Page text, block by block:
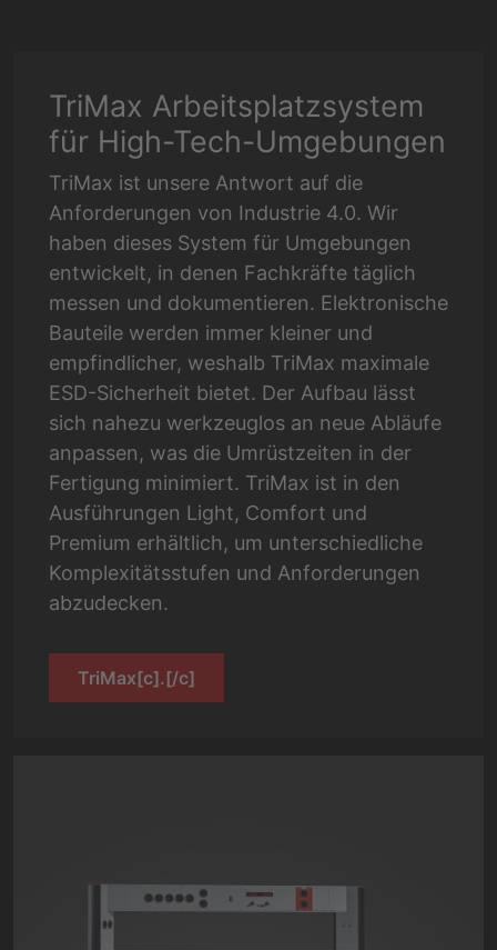
TriMax Arbeitsplatzsystem
für High-Tech-Umgebungen
TriMax ist unsere Antwort auf die
Anforderungen von Industrie 4.0. Wir
haben dieses System für Umgebungen
entwickelt, in denen Fachkräfte täglich
messen und dokumentieren. Elektronische
Bauteile werden immer kleiner und
empfindlicher, weshalb TriMax maximale
ESD-Sicherheit bietet. Der Aufbau lässt
sich nahezu werkzeuglos an neue Abläufe
anpassen, was die Umrüstzeiten in der
Fertigung minimiert. TriMax ist in den
Ausführungen Light, Comfort und
Premium erhältlich, um unterschiedliche
Komplexitätsstufen und Anforderungen
abzudecken.
TriMax[c].[/c]